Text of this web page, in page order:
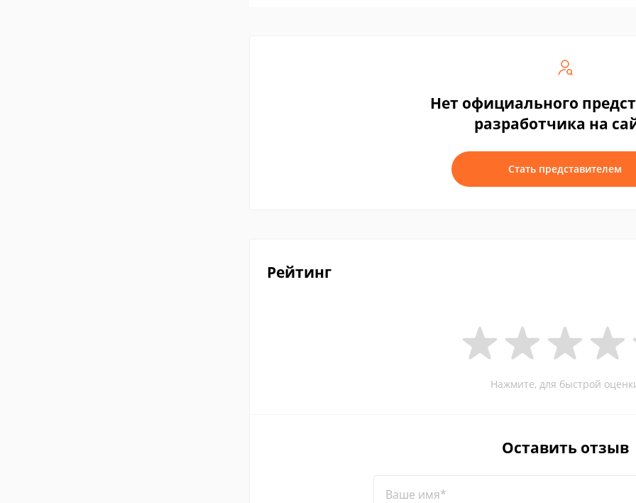
Нет официального
разработчика на
Стать представителем
Рейтинг
Нажмите, для быстрой
Оставить отзыв
Ваше имя*